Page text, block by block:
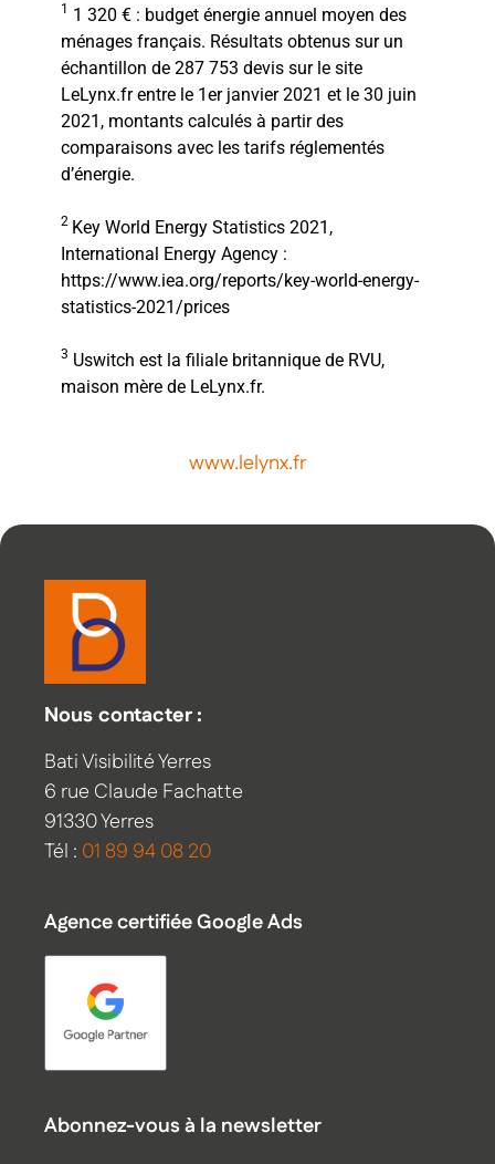
1 1 320 € : budget énergie annuel moyen des
ménages français. Résultats obtenus sur un
échantillon de 287 753 devis sur le site
LeLynx.fr entre le 1er janvier 2021 et le 30 juin
2021, montants calculés à partir des
comparaisons avec les tarifs réglementés
d’énergie.
2 Key World Energy Statistics 2021,
International Energy Agency :
https://www.iea.org/reports/key-world-energy-
statistics-2021/prices
3 Uswitch est la filiale britannique de RVU,
maison mère de LeLynx.fr.
www.lelynx.fr
Nous contacter :
Bati Visibilité Yerres
6 rue Claude Fachatte
91330 Yerres
Tél : 01 89 94 08 20
Agence certifiée Google Ads
Abonnez-vous à la newsletter